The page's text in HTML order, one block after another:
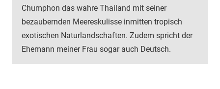
Chumphon das wahre Thailand mit seiner
bezaubernden Meereskulisse inmitten tropisch
exotischen Naturlandschaften. Zudem spricht der
Ehemann meiner Frau sogar auch Deutsch.